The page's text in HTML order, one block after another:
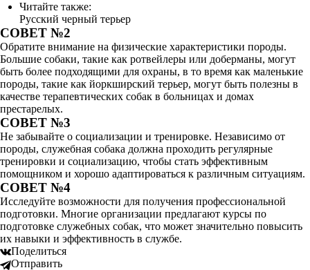
Читайте также:
Русский черный терьер
СОВЕТ №2
Обратите внимание на физические характеристики породы.
Большие собаки, такие как ротвейлеры или доберманы, могут
быть более подходящими для охраны, в то время как маленькие
породы, такие как йоркширский терьер, могут быть полезны в
качестве терапевтических собак в больницах и домах
престарелых.
СОВЕТ №3
Не забывайте о социализации и тренировке. Независимо от
породы, служебная собака должна проходить регулярные
тренировки и социализацию, чтобы стать эффективным
помощником и хорошо адаптироваться к различным ситуациям.
СОВЕТ №4
Исследуйте возможности для получения профессиональной
подготовки. Многие организации предлагают курсы по
подготовке служебных собак, что может значительно повысить
их навыки и эффективность в службе.
Поделиться
Отправить